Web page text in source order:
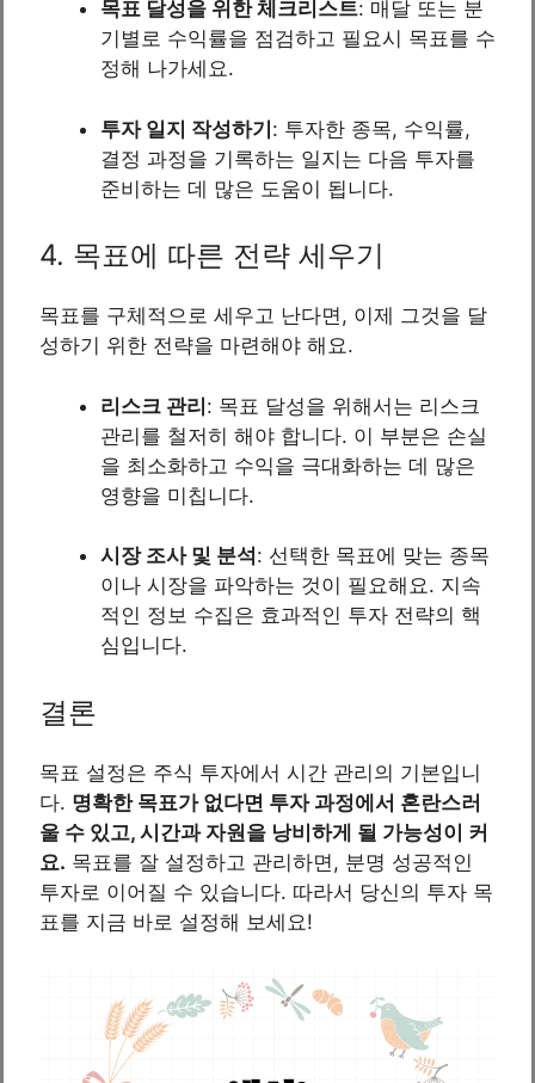
목표 달성을 위한 체크리스트: 매달 또는 분
기별로 수익률을 점검하고 필요시 목표를 수
정해 나가세요.
투자 일지 작성하기: 투자한 종목, 수익률,
결정 과정을 기록하는 일지는 다음 투자를
준비하는 데 많은 도움이 됩니다.
4. 목표에 따른 전략 세우기
목표를 구체적으로 세우고 난다면, 이제 그것을 달
성하기 위한 전략을 마련해야 해요.
리스크 관리: 목표 달성을 위해서는 리스크
관리를 철저히 해야 합니다. 이 부분은 손실
을 최소화하고 수익을 극대화하는 데 많은
영향을 미칩니다.
시장 조사 및 분석 : 선택한 목표에 맞는 종목
이나 시장을 파악하는 것이 필요해요. 지속
적인 정보 수집은 효과적인 투자 전략의 핵
심입니다.
결론
목표 설정은 주식 투자에서 시간 관리의 기본입니
다. 명확한 목표가 없다면 투자 과정에서 혼란스러
울 수 있고, 시간과 자원을 낭비하게 될 가능성이 커
요. 목표를 잘 설정하고 관리하면, 분명 성공적인
투자로 이어질 수 있습니다. 따라서 당신의 투자 목
표를 지금 바로 설정해 보세요!